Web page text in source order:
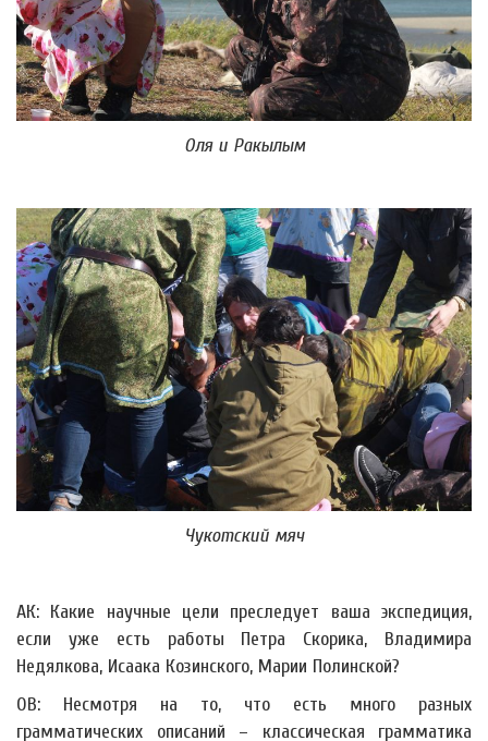
Оля и Ракылым
Чукотский мяч
АК: Какие научные цели преследует ваша экспедиция,
если уже есть работы Петра Скорика, Владимира
Недялкова, Исаака Козинского, Марии Полинской?
ОВ: Несмотря на то, что есть много разных
грамматических описаний – классическая грамматика